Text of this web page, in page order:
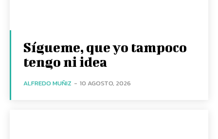
Sígueme, que yo tampoco
tengo ni idea
ALFREDO MUÑIZ - 10 AGOSTO, 2026